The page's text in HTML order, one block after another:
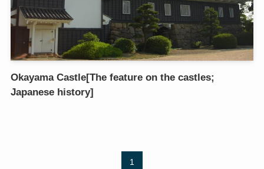
Okayama Castle[The feature on the castles;
Japanese history]
1